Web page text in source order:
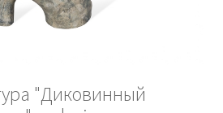
"Диковинный